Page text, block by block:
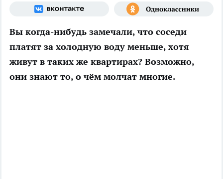
Вы когда-нибудь замечали, что соседи
платят за холодную воду меньше, хотя
живут в таких же квартирах? Возможно,
они знают то, о чём молчат многие.